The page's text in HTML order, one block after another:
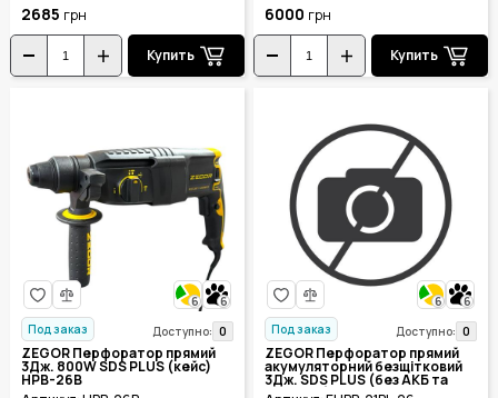
2685 грн
Купить
6000 грн
Купить
6
6
Под заказ
Доступно: 0
ZEGOR Перфоратор прямий
3Дж. 800W SDS PLUS (кейс)
HPB-26B
6
6
Под заказ
Доступно: 0
ZEGOR Перфоратор прямий
акумуляторний безщітковий
3Дж. SDS PLUS (без АКБ та
ЗП+кейс) EHBB-21BL-26